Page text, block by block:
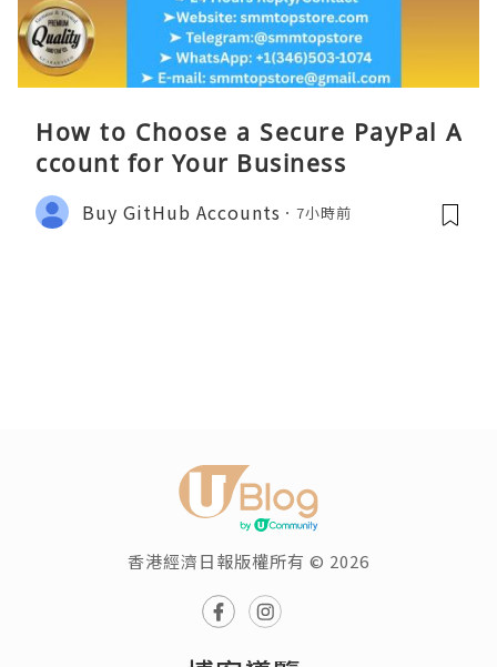
How to Choose a Secure PayPal A
ccount for Your Business
Buy GitHub Accounts 7小時前
香港經濟日報版權所有 © 2026